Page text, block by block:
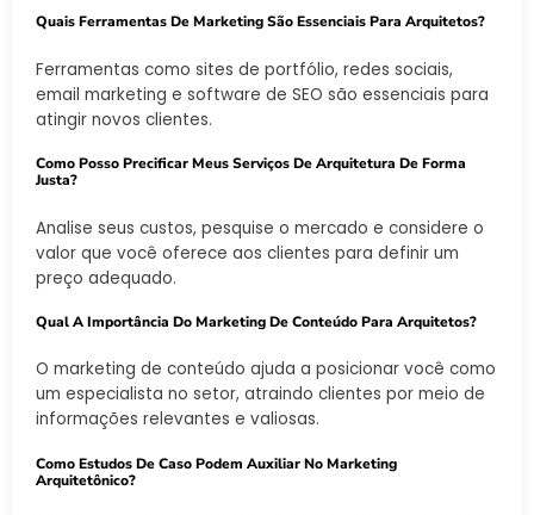
Quais Ferramentas De Marketing São Essenciais Para Arquitetos?
Ferramentas como sites de portfólio, redes sociais,
email marketing e software de SEO são essenciais para
atingir novos clientes.
Como Posso Precificar Meus Serviços De Arquitetura De Forma
Justa?
Analise seus custos, pesquise o mercado e considere o
valor que você oferece aos clientes para definir um
preço adequado.
Qual A Importância Do Marketing De Conteúdo Para Arquitetos?
O marketing de conteúdo ajuda a posicionar você como
um especialista no setor, atraindo clientes por meio de
informações relevantes e valiosas.
Como Estudos De Caso Podem Auxiliar No Marketing
Arquitetônico?